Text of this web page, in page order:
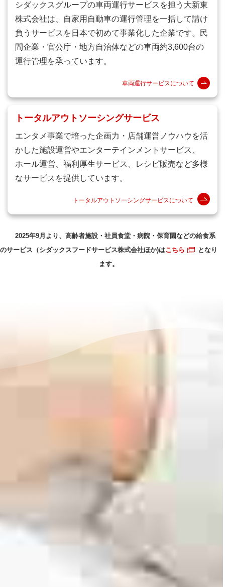
シダックスグループの車両運行サービスを担う大新東
株式会社は、自家⽤自動⾞の運⾏管理を一括して請け
負うサービスを日本で初めて事業化した企業です。⺠
間企業・官公庁・地方自治体などの車両約3,600台の
運⾏管理を承っています。
車両運行サービスについて
トータルアウトソーシングサービス
エンタメ事業で培った企画力・店舗運営ノウハウを活
かした施設運営やエンターテインメントサービス、
ホール運営、福利厚生サービス、レシピ販売など多様
なサービスを提供しています。
トータルアウトソーシングサービスについて
2025年9月より、高齢者施設・社員食堂・病院・保育園などの給食系
のサービス（シダックスフードサービス株式会社ほか)はこちら
となり
ます。